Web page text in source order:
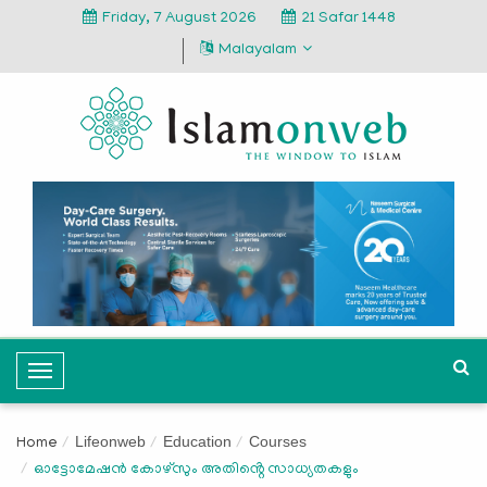
Friday, 7 August 2026
21 Safar 1448
Malayalam
T
o
g
l
Home Lifeonweb Education Courses
ഓട്ടോമേഷൻ കോഴ്സും അതിൻ്റെ സാധ്യതകളും